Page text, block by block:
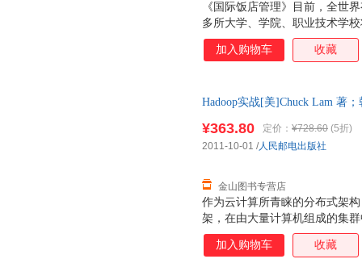
《国际饭店管理》目前，全世
多所大学、学院、职业技术学
国家有20多个授权机构为饭店
书在饭店业内享有高的专业等
务，提高饭店经营和管理的专
加入购物车 收藏
Hadoop实战[美]Chuck Lam 著
作为云计算所青睐的分布式架
架，在由大量计算机组成的集
云计算的重要基石。本书分为3
写和运行Hadoop 数据处理程
¥363.80 定价： ¥728.60 (5折)
金山图书专营店
2011-10-01 /人民邮电出版社
加入购物车 收藏